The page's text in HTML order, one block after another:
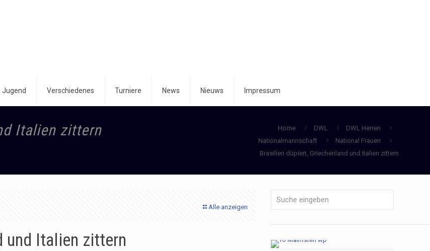
Jugend Verschiedenes Turniere News Nieuws Impressum
Italien zittern Home DWL
DWL Herren
Nationalmannschaft
National Frauen
Brasilien düpiert, Griechenland und Italien zittern
Alle anzeigen
und Italien zittern